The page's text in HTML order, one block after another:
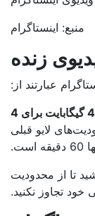
اینستاگرام
زنده
عبارتند از:
4 گیگابایت برای 4
لایو قبلی
از محدودیت
تجاوز نکنید.